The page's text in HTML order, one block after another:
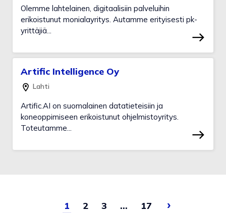
Olemme lahtelainen, digitaalisiin palveluihin
erikoistunut monialayritys. Autamme erityisesti pk-
yrittäjiä...
Artific Intelligence Oy
Lahti
Artific.AI on suomalainen datatieteisiin ja
koneoppimiseen erikoistunut ohjelmistoyritys.
Toteutamme...
Artikkeleiden
Sivu
1 Sivu
2 Sivu
3 … Sivu
17 ›